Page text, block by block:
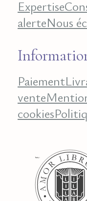
Expertise
alerteNous
Paiement
vente
cookies